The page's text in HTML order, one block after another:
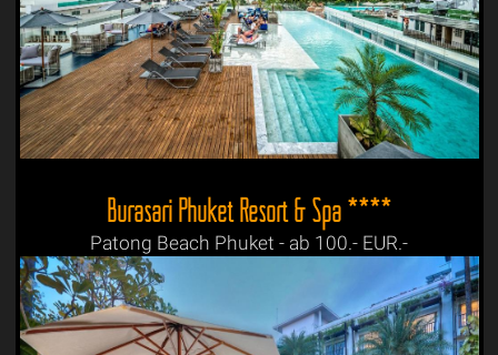
Burasari Phuket Resort & Spa ****
Patong Beach Phuket - ab 100.- EUR.-